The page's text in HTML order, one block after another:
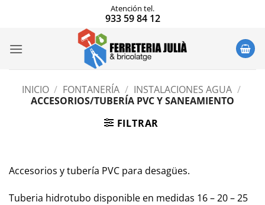
Atención tel.
933 59 84 12
INICIO / FONTANERÍA / INSTALACIONES AGUA /
ACCESORIOS/TUBERÍA PVC Y SANEAMIENTO
FILTRAR
Accesorios y tubería PVC para desagües.
Tuberia hidrotubo disponible en medidas 16 – 20 – 25